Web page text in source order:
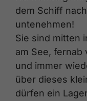
dem Schiff
untenehmen!
Sie sind mitten
am See, fernab
und immer
über dieses
dürfen ein